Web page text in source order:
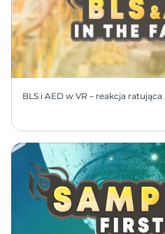
BLS i AED w VR – reakcja